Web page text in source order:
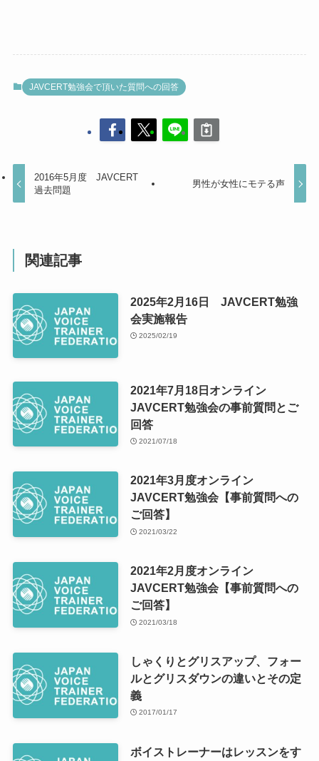
JAVCERT勉強会で頂いた質問への回答
2016年5月度 JAVCERT
過去問題
男性が女性にモテる声
関連記事
2025年2月16日 JAVCERT勉強
会実施報告
2025/02/19
2021年7月18日オンライン
JAVCERT勉強会の事前質問とご
回答
2021/07/18
2021年3月度オンライン
JAVCERT勉強会【事前質問への
ご回答】
2021/03/22
2021年2月度オンライン
JAVCERT勉強会【事前質問への
ご回答】
2021/03/18
しゃくりとグリスアップ、フォー
ルとグリスダウンの違いとその定
義
2017/01/17
ボイストレーナーはレッスンをす